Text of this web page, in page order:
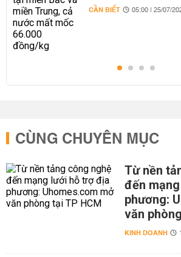
66.000 đồng/kg
CẦN BIẾT 05:00 | 25/07/
CÙNG CHUYÊN MỤC
Từ nền
đến
phương:
văn
KINH DOANH